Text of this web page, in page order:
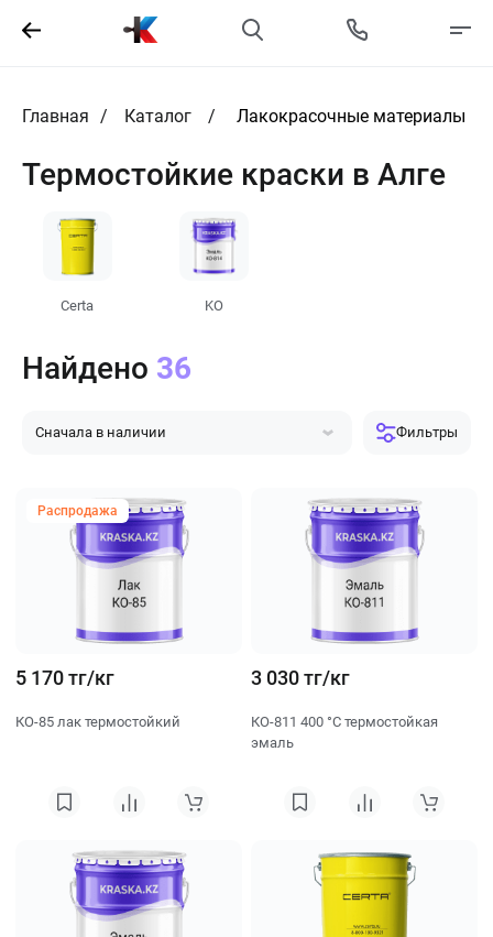
Главная Каталог Лакокрасочные материалы
Термостойкие краски в Алге
Certa KO
Сначала в наличии
Фильтры
Найдено 36
Распродажа
5 170 тг/кг
КО-85 лак термостойкий
3 030 тг/кг
КО-811 400 °C термостойкая
эмаль